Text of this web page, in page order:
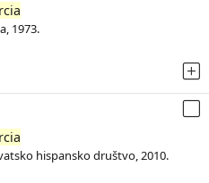
1973.
hispansko društvo, 2010.